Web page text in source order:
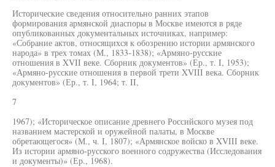
Исторические сведения относительно ранних этапов
формирования армянской диаспоры в Москве имеются в ряде
опубликованных документальных источниках, например:
«Собрание актов, относящихся к обозрению истории армянского
народа» в трех томах (М., 1833-1838); «Армяно-русские
отношения в XVII веке. Сборник документов» (Ер., т. I, 1953);
«Армяно-русские отношения в первой трети XVIII века. Сборник
документов» (Ер., т. I, 1964; т. II,
7
1967); «Историческое описание древнего Российского музея под
названием мастерской и оружейной палаты, в Москве
обретающегося» (М., ч. I, 1807); «Армянское войско в XVIII веке.
Из истории армяно-русского военного содружества (Исследования
и документы)» (Ер., 1968).